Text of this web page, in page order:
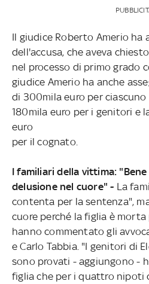
Il giudice Roberto Amerio ha
dell'accusa, che aveva
nel processo di primo grado
giudice Amerio ha anche
di 300mila euro per
180mila euro per i genitori e
euro
per il cognato.
I familiari della vittima: "Bene
delusione nel cuore" - La
contenta per la sentenza",
cuore perché la figlia è morta
hanno commentato gli
e Carlo Tabbia. "I genitori di
sono provati - aggiungono -
figlia che per i quattro nipoti